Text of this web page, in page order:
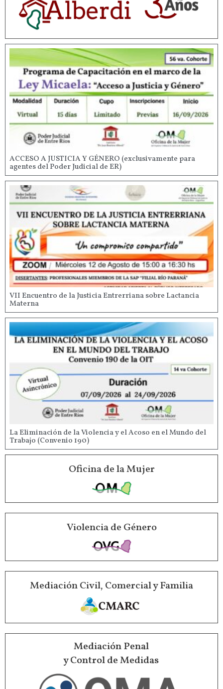
ACCESO A JUSTICIA Y GÉNERO (exclusivamente para
agentes del Poder Judicial de ER)
VII Encuentro de la Justicia Entrerriana sobre Lactancia
Materna
La Eliminación de la Violencia y el Acoso en el Mundo del
Trabajo (Convenio 190)
Oficina de la Mujer
Violencia de Género
Mediación Civil, Comercial y Familia
Mediación Penal
y Control de Medidas